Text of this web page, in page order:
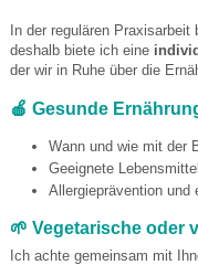
In der regulären
deshalb biete ich eine
der wir in Ruhe über die
🍎 Gesunde
Wann und wie mit der
Geeignete
Allergieprävention und
🌱 Vegetarische oder
Ich achte gemeinsam mit